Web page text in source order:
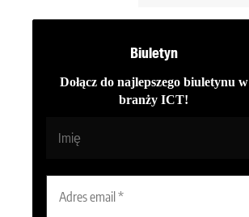
Biuletyn
Dołącz do najlepszego biuletynu w
branży ICT!